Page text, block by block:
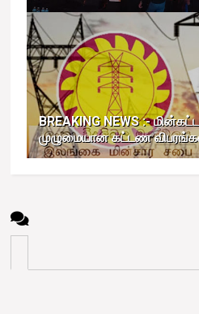
BREAKING NEWS :-
முழுமையான கட்டண